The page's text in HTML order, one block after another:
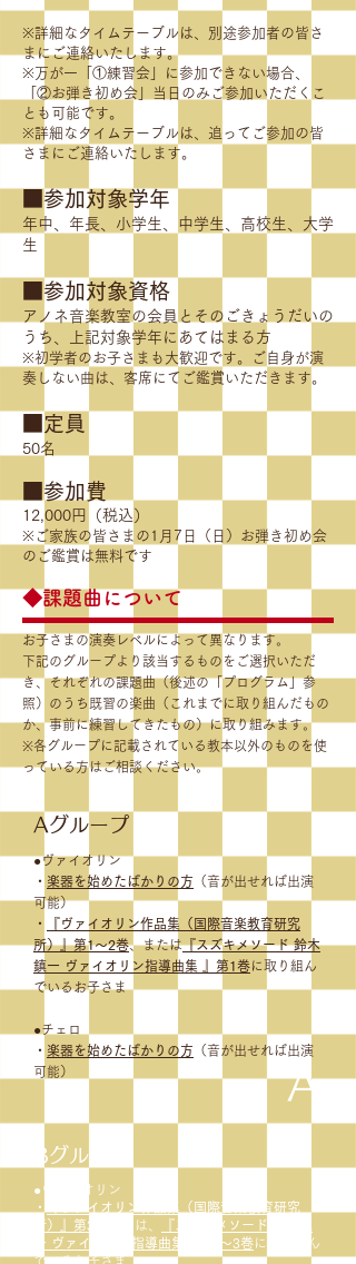
※詳細なタイムテーブルは、別途参加者の皆さ
まにご連絡いたします。
※万が一「①練習会」に参加できない場合、
「②お弾き初め会」当日のみご参加いただくこ
とも可能です。
※詳細なタイムテーブルは、追ってご参加の皆
さまにご連絡いたします。
■参加対象学年
年中、年長、小学生、中学生、高校生、大学
生
■参加対象資格
アノネ音楽教室の会員とそのごきょうだいの
うち、上記対象学年にあてはまる方
※初学者のお子さまも大歓迎です。ご自身が演
奏しない曲は、客席にてご鑑賞いただきます。
■定員
50名​
■参加費
12,000円（税込）
※ご家族の皆さまの1月7日（日）お弾き初め会
のご鑑賞は無料です
◆課題曲について
お子さまの演奏レベルによって異なります。
下記のグループより該当するものをご選択いただ
き、それぞれの課題曲（後述の「プログラム」参
照）のうち既習の楽曲（これまでに取り組んだもの
か、事前に練習してきたもの）に取り組みます。
※各グループに記載されている教本以外のものを使
っている方はご相談ください。
Aグループ
A
●ヴァイオリン
・ 楽器を始めたばかりの方 （音が出せれば出演
可能）
・
『ヴァイオリン作品集（国際音楽教育研究
所）』第1～2巻、または『スズキメソード 鈴木
鎮一 ヴァイオリン指導曲集 』第1巻に取り組ん
でいるお子さま
●チェロ
・ 楽器を始めたばかりの方 （音が出せれば出演
可能）
Bグループ
●ヴァイオリン
・
『ヴァイオリン作品集（国際音楽教育研究
所）』第3巻
または、
『スズキメソード 鈴木鎮
一 ヴァイオリン指導曲集』第2～3巻に取り組ん
でいるお子さま